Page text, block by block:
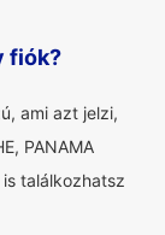
fiók?
ami azt jelzi,
PANAMA
is találkozhatsz